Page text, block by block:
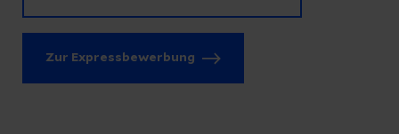
Zur Expressbewerbung